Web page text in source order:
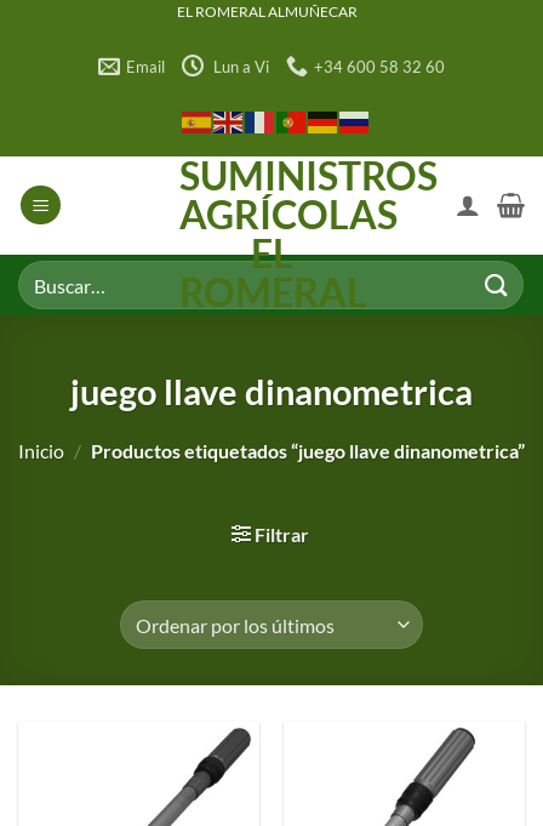
EL ROMERAL ALMUÑECAR
Email Lun a Vi +34 600 58 32 60
SUMINISTROS
AGRÍCOLAS
EL
ROMERAL
Buscar
por:
juego llave dinanometrica
Inicio / Productos etiquetados “juego llave dinanometrica”
Filtrar